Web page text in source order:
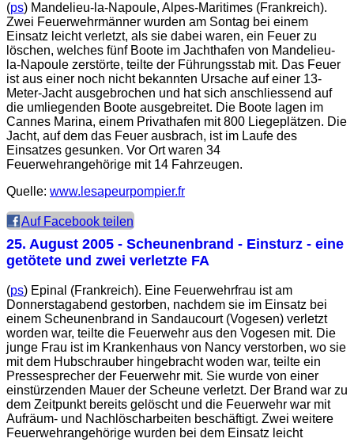
(ps) Mandelieu-la-Napoule, Alpes-Maritimes (Frankreich).
Zwei Feuerwehrmänner wurden am Sontag bei einem
Einsatz leicht verletzt, als sie dabei waren, ein Feuer zu
löschen, welches fünf Boote im Jachthafen von Mandelieu-
la-Napoule zerstörte, teilte der Führungsstab mit. Das Feuer
ist aus einer noch nicht bekannten Ursache auf einer 13-
Meter-Jacht ausgebrochen und hat sich anschliessend auf
die umliegenden Boote ausgebreitet. Die Boote lagen im
Cannes Marina, einem Privathafen mit 800 Liegeplätzen. Die
Jacht, auf dem das Feuer ausbrach, ist im Laufe des
Einsatzes gesunken. Vor Ort waren 34
Feuerwehrangehörige mit 14 Fahrzeugen.
Quelle: www.lesapeurpompier.fr
Auf Facebook teilen
25. August 2005 - Scheunenbrand - Einsturz - eine
getötete und zwei verletzte FA
(ps) Epinal (Frankreich). Eine Feuerwehrfrau ist am
Donnerstagabend gestorben, nachdem sie im Einsatz bei
einem Scheunenbrand in Sandaucourt (Vogesen) verletzt
worden war, teilte die Feuerwehr aus den Vogesen mit. Die
junge Frau ist im Krankenhaus von Nancy verstorben, wo sie
mit dem Hubschrauber hingebracht woden war, teilte ein
Pressesprecher der Feuerwehr mit. Sie wurde von einer
einstürzenden Mauer der Scheune verletzt. Der Brand war zu
dem Zeitpunkt bereits gelöscht und die Feuerwehr war mit
Aufräum- und Nachlöscharbeiten beschäftigt. Zwei weitere
Feuerwehrangehörige wurden bei dem Einsatz leicht